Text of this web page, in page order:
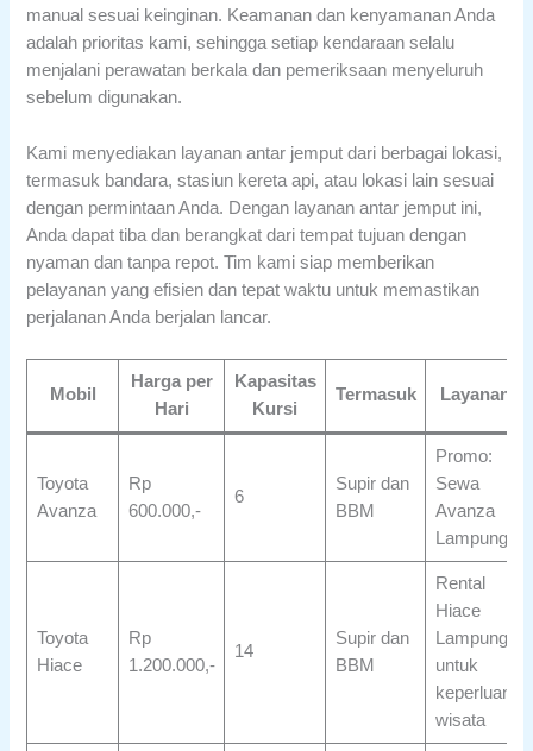
manual sesuai keinginan. Keamanan dan kenyamanan Anda
adalah prioritas kami, sehingga setiap kendaraan selalu
menjalani perawatan berkala dan pemeriksaan menyeluruh
sebelum digunakan.
Kami menyediakan layanan antar jemput dari berbagai lokasi,
termasuk bandara, stasiun kereta api, atau lokasi lain sesuai
dengan permintaan Anda. Dengan layanan antar jemput ini,
Anda dapat tiba dan berangkat dari tempat tujuan dengan
nyaman dan tanpa repot. Tim kami siap memberikan
pelayanan yang efisien dan tepat waktu untuk memastikan
perjalanan Anda berjalan lancar.
Mobil
Harga per
Hari
Kapasitas
Kursi
Termasuk Layanan
Toyota
Avanza
Rp
600.000,-
6
Supir dan
BBM
Promo:
Sewa
Avanza
Lampung
Toyota
Hiace
Rp
1.200.000,-
14
Supir dan
BBM
Rental
Hiace
Lampung
untuk
keperluan
wisata